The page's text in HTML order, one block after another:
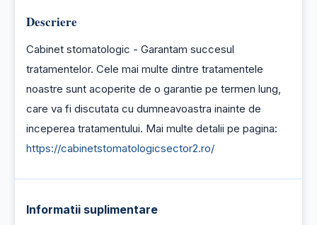
Descriere
Cabinet stomatologic - Garantam succesul
tratamentelor. Cele mai multe dintre tratamentele
noastre sunt acoperite de o garantie pe termen lung,
care va fi discutata cu dumneavoastra inainte de
https://cabinetstomatologicsector2.ro/
Informatii suplimentare